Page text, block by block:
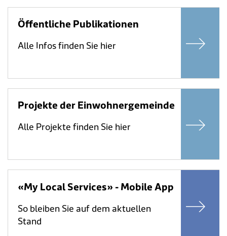
Öffentliche Publikationen
Alle Infos finden Sie hier
Projekte der Einwohnergemeinde
Alle Projekte finden Sie hier
«My Local Services» - Mobile App
So bleiben Sie auf dem aktuellen
Stand